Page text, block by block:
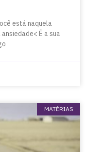
está naquela
É a sua
MATÉRIAS